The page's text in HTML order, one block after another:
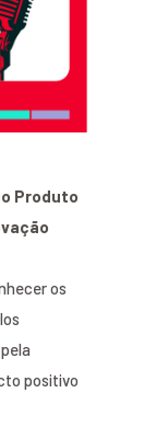
Produto
os
positivo